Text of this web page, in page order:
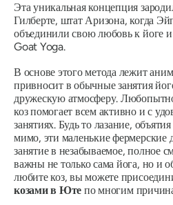
Эта уникальная концепция
Гилберте, штат Аризона, когда
объединили свою любовь к йоге
Goat Yoga.
В основе этого метода лежит
привносит в обычные занятия
дружескую атмосферу.
коз помогает всем активно и с
занятиях. Будь то лазание,
мимо, эти маленькие фермерские
занятие в незабываемое, полное
важны не только сама йога, но и
любите коз, вы можете
козамив Юте по многим